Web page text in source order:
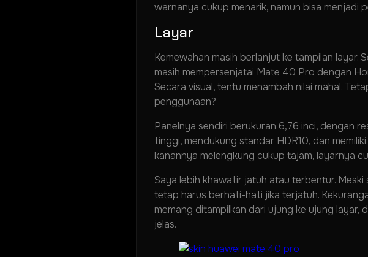
warnanya cukup menarik, namun bisa menjadi
Layar
Kemewahan masih berlanjut ke tampilan layar.
masih mempersenjatai Mate 40 Pro dengan
Secara visual, tentu menambah nilai mahal.
penggunaan?
Panelnya sendiri berukuran 6,76 inci, dengan
tinggi, mendukung standar HDR10, dan
kanannya melengkung cukup tajam, layarnya
Saya lebih khawatir jatuh atau terbentur.
tetap harus berhati-hati jika terjatuh.
memang ditampilkan dari ujung ke ujung
jelas.